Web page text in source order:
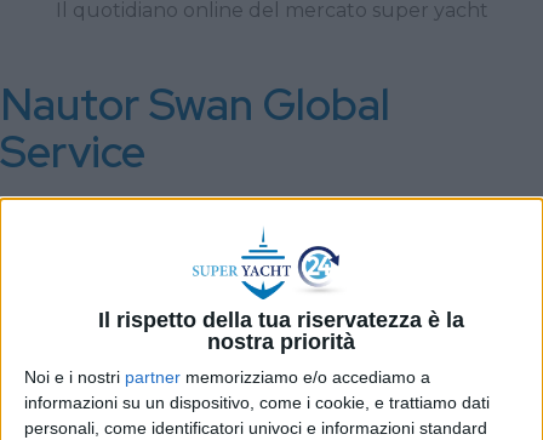
Il rispetto della tua riservatezza è la
nostra priorità
Noi e i nostri partner memorizziamo e/o accediamo a
informazioni su un dispositivo, come i cookie, e trattiamo dati
personali, come identificatori univoci e informazioni standard
Il quotidiano online del mercato super yacht
Nautor Swan Global
Service